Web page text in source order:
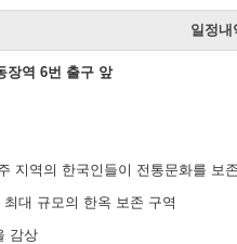
일정내
장역 6번 출구 앞
지역의 한국인들이 전통문화를 보
대 규모의 한옥 보존 구역
감상